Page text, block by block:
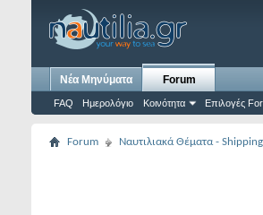
Νέα Μηνύματα Forum
FAQ Ημερολόγιο Κοινότητα Επιλογές
Forum Ναυτιλιακά Θέματα -